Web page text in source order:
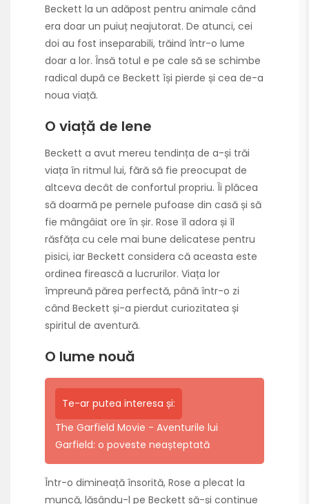
Beckett la un adăpost pentru animale când
era doar un puiuț neajutorat. De atunci, cei
doi au fost inseparabili, trăind într-o lume
doar a lor. Însă totul e pe cale să se schimbe
radical după ce Beckett își pierde și cea de-a
noua viață.
O viață de lene
Beckett a avut mereu tendința de a-și trăi
viața în ritmul lui, fără să fie preocupat de
altceva decât de confortul propriu. Îi plăcea
să doarmă pe pernele pufoase din casă și să
fie mângâiat ore în șir. Rose îl adora și îl
răsfăța cu cele mai bune delicatese pentru
pisici, iar Beckett considera că aceasta este
ordinea firească a lucrurilor. Viața lor
împreună părea perfectă, până într-o zi
când Beckett și-a pierdut curiozitatea și
spiritul de aventură.
O lume nouă
Te-ar putea interesa și:
The Garfield Movie - Aventurile lui
Garfield: o poveste neașteptată
Într-o dimineață însorită, Rose a plecat la
muncă, lăsându-l pe Beckett să-și continue